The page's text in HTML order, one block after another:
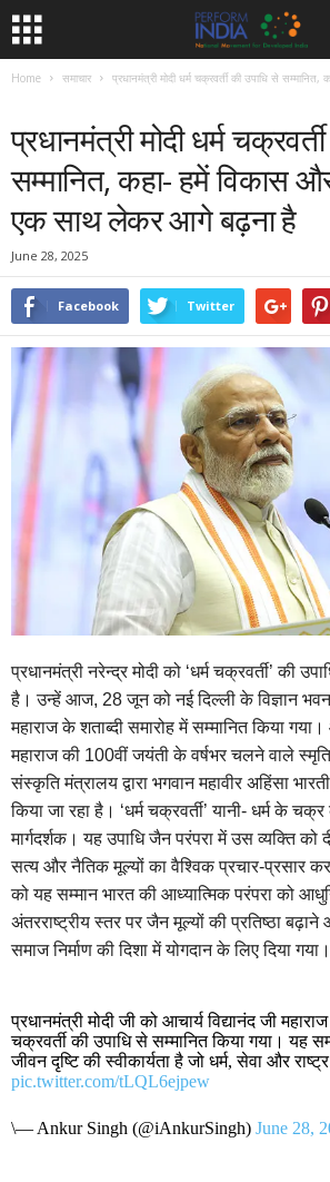
Home समाचार प्रधानमंत्री मोदी धर्म चक्रवर्ती की उपाधि से
प्रधानमंत्री मोदी धर्म
सम्मानित, कहा- हमें विकास
एक साथ लेकर आगे बढ़ना है
June 28, 2025
Facebook Twitter
प्रधानमंत्री नरेन्द्र मोदी को ‘धर्म चक्रवर्ती’ की
है। उन्हें आज, 28 जून को नई दिल्ली के विज्ञान भवन
महाराज के शताब्दी समारोह में सम्मानित किया गया।
महाराज की 100वीं जयंती के वर्षभर चलने वाले
संस्कृति मंत्रालय द्वारा भगवान महावीर अहिंसा
किया जा रहा है। ‘धर्म चक्रवर्ती’ यानी- धर्म के
मार्गदर्शक। यह उपाधि जैन परंपरा में उस व्यक्ति को
सत्य और नैतिक मूल्यों का वैश्विक प्रचार-प्रसार
को यह सम्मान भारत की आध्यात्मिक परंपरा को
अंतरराष्ट्रीय स्तर पर जैन मूल्यों की प्रतिष्ठा
समाज निर्माण की दिशा में योगदान के लिए दिया गया।
प्रधानमंत्री मोदी जी को आचार्य विद्यानंद जी
चक्रवर्ती की उपाधि से सम्मानित किया गया। यह
जीवन दृष्टि की स्वीकार्यता है जो धर्म, सेवा और
pic.twitter.com/tLQL6ejpew
\— Ankur Singh (@iAnkurSingh) June 28,